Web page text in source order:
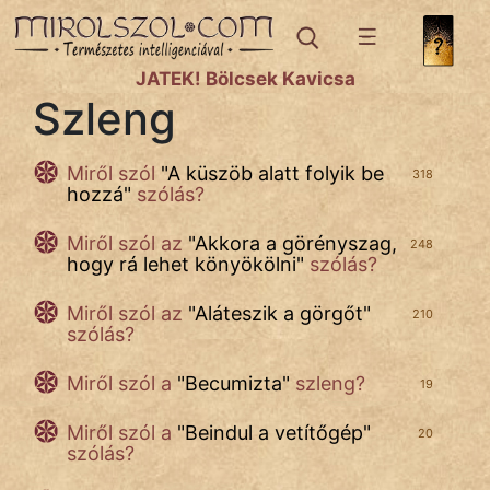
IRODALOM
SZÓLÁS
És
KÖZMONDÁS
PSZICHO
ZENE
FILM
És
TÖRTÉNELEM
JÁTÉK! Bölcsek Kavicsa
Szleng
318
Miről szól "A küszöb alatt folyik be
hozzá" szólás?
248
Miről szól az "Akkora a görényszag,
hogy rá lehet könyökölni" szólás?
210
Miről szól az "Aláteszik a görgőt"
szólás?
19
Miről szól a "Becumizta" szleng?
20
Miről szól a "Beindul a vetítőgép"
szólás?